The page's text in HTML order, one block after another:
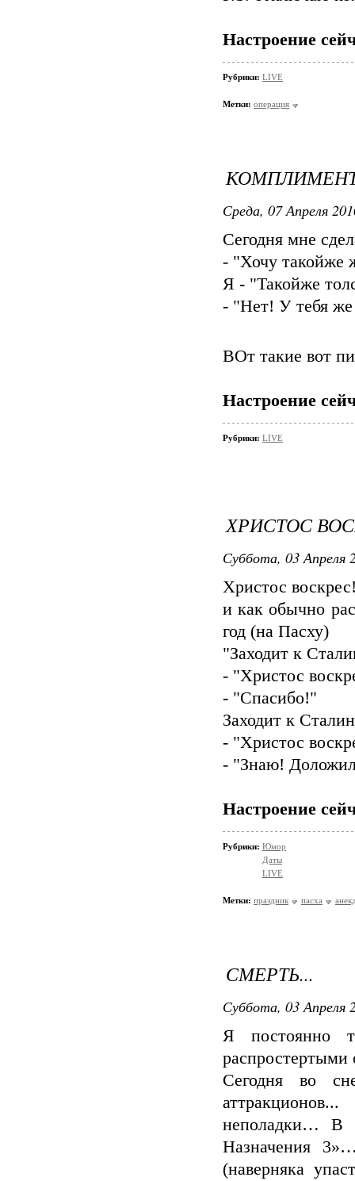
Настроение
Рубрики: LIVE
Метки: операция
Среда, 07 Апреля
Сегодня мне
- "Хочу такойже
Я - "Такойже
- "Нет! У тебя
ВОт такие вот
Настроение
Рубрики: LIVE
ХРИСТОС
Суббота, 03 Апреля
Христос
и как обычно
год (на Пасху)
"Заходит к
- "Христос
- "Спасибо!"
Заходит к
- "Христос
- "Знаю!
Настроение
Рубрики: Юмор
Даты
LIVE
Метки: праздник пасха
СМЕРТЬ...
Суббота, 03 Апреля
Я постоянно
распростертыми
Сегодня во
неполадки… В
Назначения
(наверняка